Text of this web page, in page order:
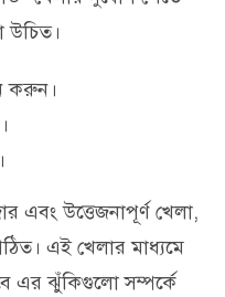
উচিত।
করুন।
এবং উত্তেজনাপূর্ণ খেলা,
এই খেলার মাধ্যমে
এর ঝুঁকিগুলো সম্পর্কে